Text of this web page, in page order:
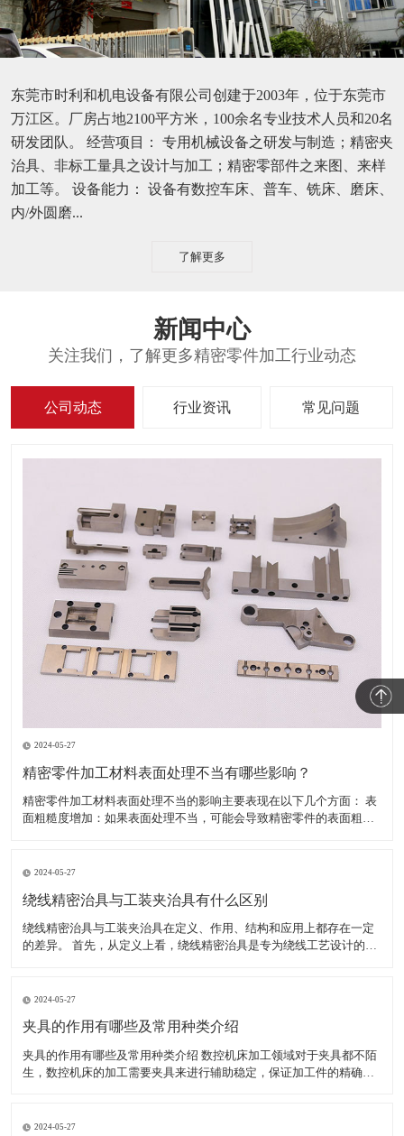
东莞市时利和机电设备有限公司创建于2003年，位于东莞市
万江区。厂房占地2100平方米，100余名专业技术人员和20名
研发团队。 经营项目： 专用机械设备之研发与制造；精密夹
治具、非标工量具之设计与加工；精密零部件之来图、来样
加工等。 设备能力： 设备有数控车床、普车、铣床、磨床、
内/外圆磨...
了解更多
新闻中心
关注我们，了解更多精密零件加工行业动态
公司动态 行业资讯 常见问题
2024-05-27
精密零件加工材料表面处理不当有哪些影响？
精密零件加工材料表面处理不当的影响主要表现在以下几个方面： 表
面粗糙度增加：如果表面处理不当，可能会导致精密零件的表面粗糙
蚀。表面腐蚀会导致零件的外观和性能受损，甚至可能使其无法
2024-05-27
绕线精密治具与工装夹治具有什么区别
绕线精密治具与工装夹治具在定义、作用、结构和应用上都存在一定
的差异。 首先，从定义上看，绕线精密治具是专为绕线工艺设计的工
过程中所用的各种工具的总称，包括刀具、夹具、模具、量具
2024-05-27
夹具的作用有哪些及常用种类介绍
夹具的作用有哪些及常用种类介绍 数控机床加工领域对于夹具都不陌
生，数控机床的加工需要夹具来进行辅助稳定，保证加工件的精确
以及常用的夹具有哪些。 一、夹具的作用有哪些 1、能稳定
2024-05-27